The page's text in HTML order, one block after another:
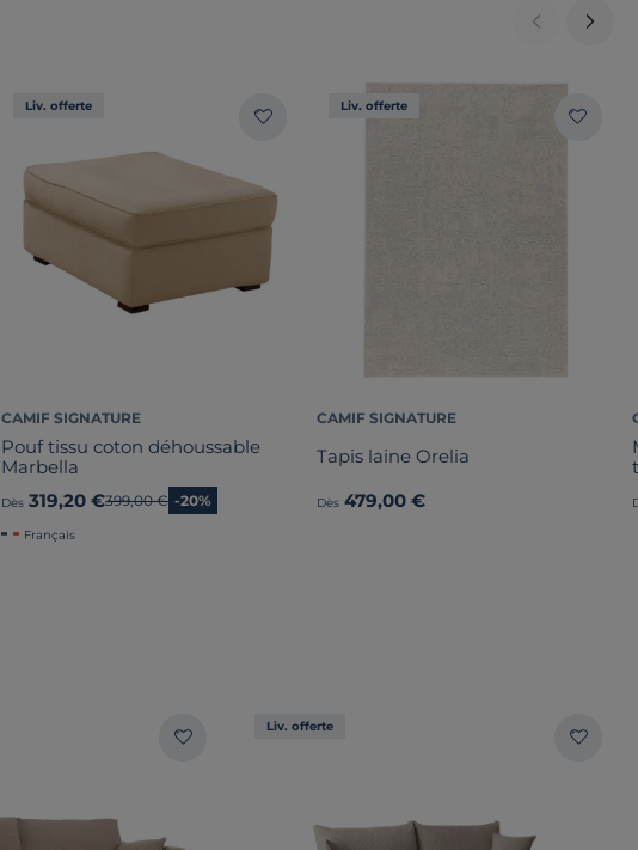
Liv. offerte
CAMIF SIGNATURE
Pouf tissu coton déhoussable
Marbella
Dès 319,20 €Ancien prix
399,00 € -20%
Français
Liv. offerte
CAMIF SIGNATURE
Tapis laine Orelia
Dès 479,00 €
Liv. offerte